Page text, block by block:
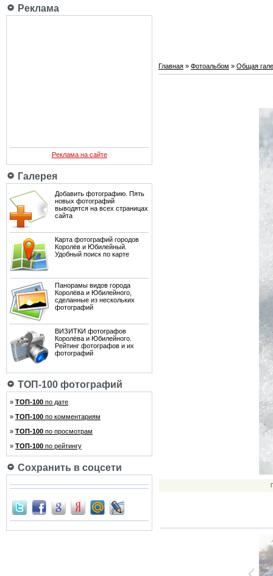
Реклама
Реклама на сайте
Галерея
Добавить фотографию. Пять
новых фотографий
выводятся на всех страницах
сайта
Карта фотографий городов
Королёв и Юбилейный.
Удобный поиск по карте
Панорамы видов города
Королёва и Юбилейного,
сделанные из нескольких
фотографий
ВИЗИТКИ фотографов
Королёва и Юбилейного.
Рейтинг фотографов и их
фотографий
ТОП-100 фотографий
» ТОП-100 по дате
» ТОП-100 по комментариям
» ТОП-100 по просмотрам
» ТОП-100 по рейтингу
Сохранить в соцсети
Главная » Фотоальбом » Общая